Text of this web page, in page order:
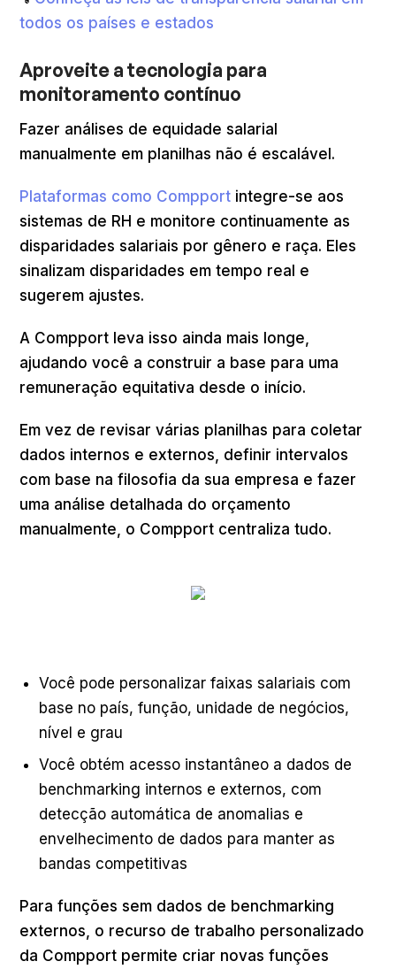
todos os países e estados
Aproveite a tecnologia para
monitoramento contínuo
Fazer análises de equidade salarial
manualmente em planilhas não é escalável.
Plataformas como Compport integre-se aos
sistemas de RH e monitore continuamente as
disparidades salariais por gênero e raça. Eles
sinalizam disparidades em tempo real e
sugerem ajustes.
A Compport leva isso ainda mais longe,
ajudando você a construir a base para uma
remuneração equitativa desde o início.
Em vez de revisar várias planilhas para coletar
dados internos e externos, definir intervalos
com base na filosofia da sua empresa e fazer
uma análise detalhada do orçamento
manualmente, o Compport centraliza tudo.
Você pode personalizar faixas salariais com
base no país, função, unidade de negócios,
nível e grau
Você obtém acesso instantâneo a dados de
benchmarking internos e externos, com
detecção automática de anomalias e
envelhecimento de dados para manter as
bandas competitivas
Para funções sem dados de benchmarking
externos, o recurso de trabalho personalizado
da Compport permite criar novas funções